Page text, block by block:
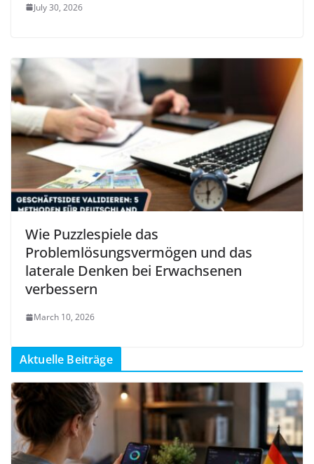
July 30, 2026
Wie Puzzlespiele das
Problemlösungsvermögen und das
laterale Denken bei Erwachsenen
verbessern
March 10, 2026
Aktuelle Beiträge